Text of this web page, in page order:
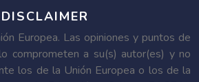
DISCLAIMER
Europea. Las opiniones y puntos de
comprometen a su(s) autor(es) y no
los de la Unión Europea o los de la